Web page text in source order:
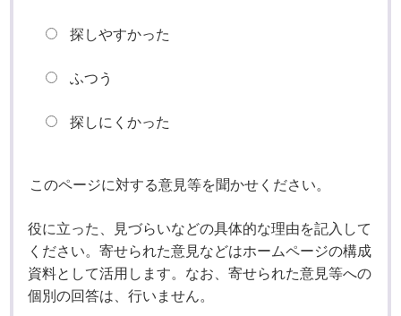
探しやすかった
ふつう
探しにくかった
このページに対する意見等を聞かせください。
役に立った、見づらいなどの具体的な理由を記入して
ください。寄せられた意見などはホームページの構成
資料として活用します。なお、寄せられた意見等への
個別の回答は、行いません。